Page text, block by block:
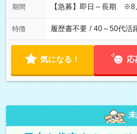
期間 【急募】即日～長期 ※8
特徴 履歴書不要 / 40～50代活
気になる！ 応